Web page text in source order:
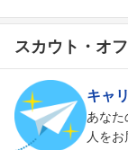
スカウト・オ
キャ
あな
人をお